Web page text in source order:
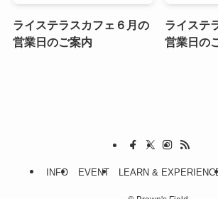
ライステラスカフェ６月の
営業日のご案内
ライステ
営業日の
INFO EVENT LEARN &